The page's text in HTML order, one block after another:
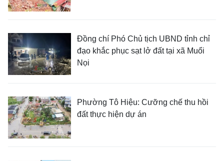
Đồng chí Phó Chủ tịch UBND tỉnh chỉ
đạo khắc phục sạt lở đất tại xã Muổi
Nọi
Phường Tô Hiệu: Cưỡng chế thu hồi
đất thực hiện dự án